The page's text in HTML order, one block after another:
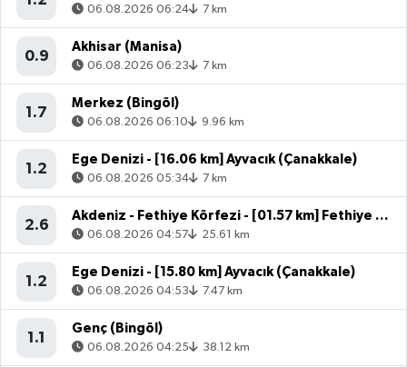
06.08.2026 06:24 7 km
0.9
Akhisar (Manisa)
06.08.2026 06:23 7 km
1.7
Merkez (Bingöl)
06.08.2026 06:10 9.96 km
1.2
Ege Denizi - [16.06 km] Ayvacık (Çanakkale)
06.08.2026 05:34 7 km
2.6
Akdeniz - Fethiye Körfezi - [01.57 km] Fethiye (Muğla)
06.08.2026 04:57 25.61 km
1.2
Ege Denizi - [15.80 km] Ayvacık (Çanakkale)
06.08.2026 04:53 7.47 km
1.1
Genç (Bingöl)
06.08.2026 04:25 38.12 km